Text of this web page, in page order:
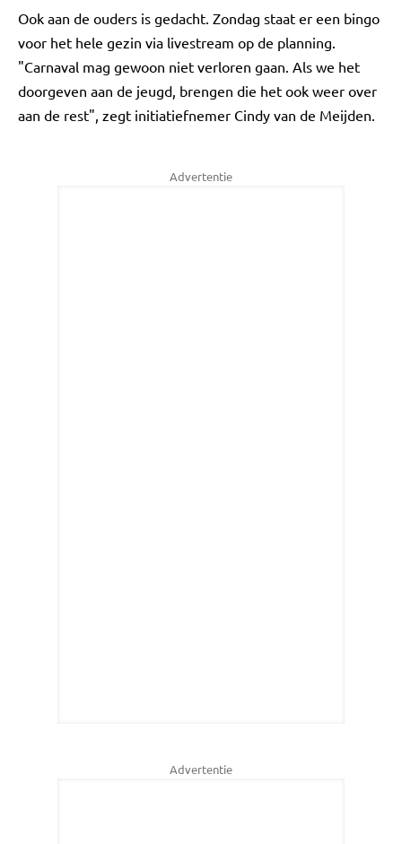
Ook aan de ouders is gedacht. Zondag staat er een bingo
voor het hele gezin via livestream op de planning.
"Carnaval mag gewoon niet verloren gaan. Als we het
doorgeven aan de jeugd, brengen die het ook weer over
aan de rest", zegt initiatiefnemer Cindy van de Meijden.
Advertentie
Advertentie